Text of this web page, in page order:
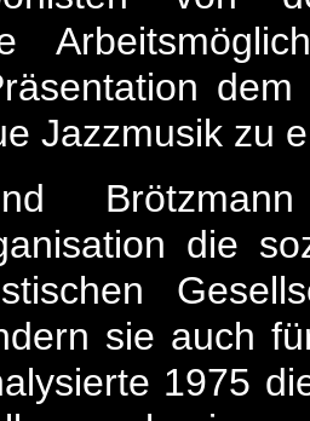
Jazzmusik zu
die
sie auch
1975